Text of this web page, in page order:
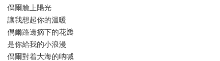
偶爾臉上陽光
讓我想起你的溫暖
偶爾路邊摘下的花瓣
是你給我的小浪漫
偶爾對着大海的呐喊